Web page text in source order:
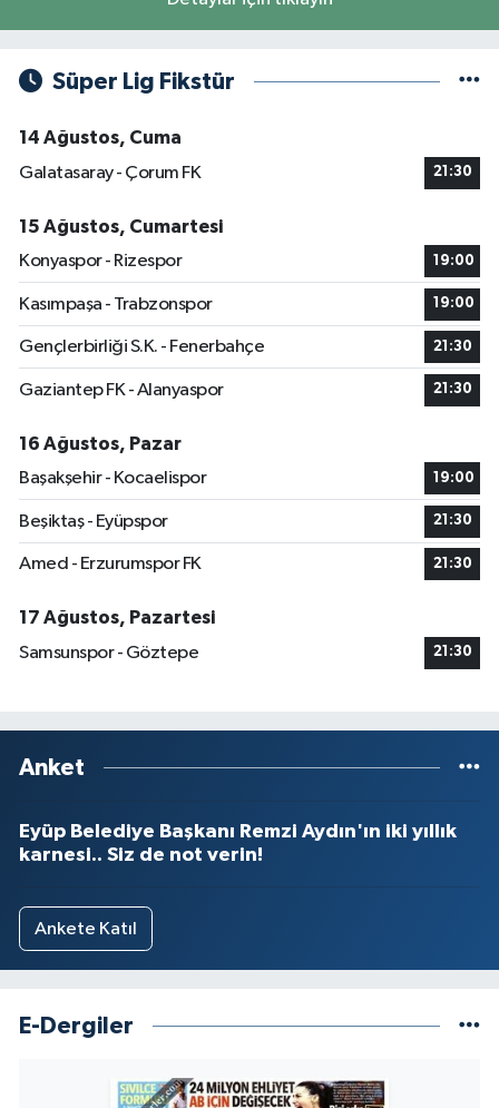
Süper Lig Fikstür
14 Ağustos, Cuma
Galatasaray - Çorum FK
21:30
15 Ağustos, Cumartesi
Konyaspor - Rizespor
19:00
Kasımpaşa - Trabzonspor 19:00
Gençlerbirliği S.K. - Fenerbahçe 21:30
Gaziantep FK - Alanyaspor 21:30
16 Ağustos, Pazar
Başakşehir - Kocaelispor
19:00
Beşiktaş - Eyüpspor 21:30
Amed - Erzurumspor FK 21:30
17 Ağustos, Pazartesi
Samsunspor - Göztepe
21:30
Anket
Eyüp Belediye Başkanı Remzi Aydın'ın iki yıllık
karnesi.. Siz de not verin!
Ankete Katıl
E-Dergiler